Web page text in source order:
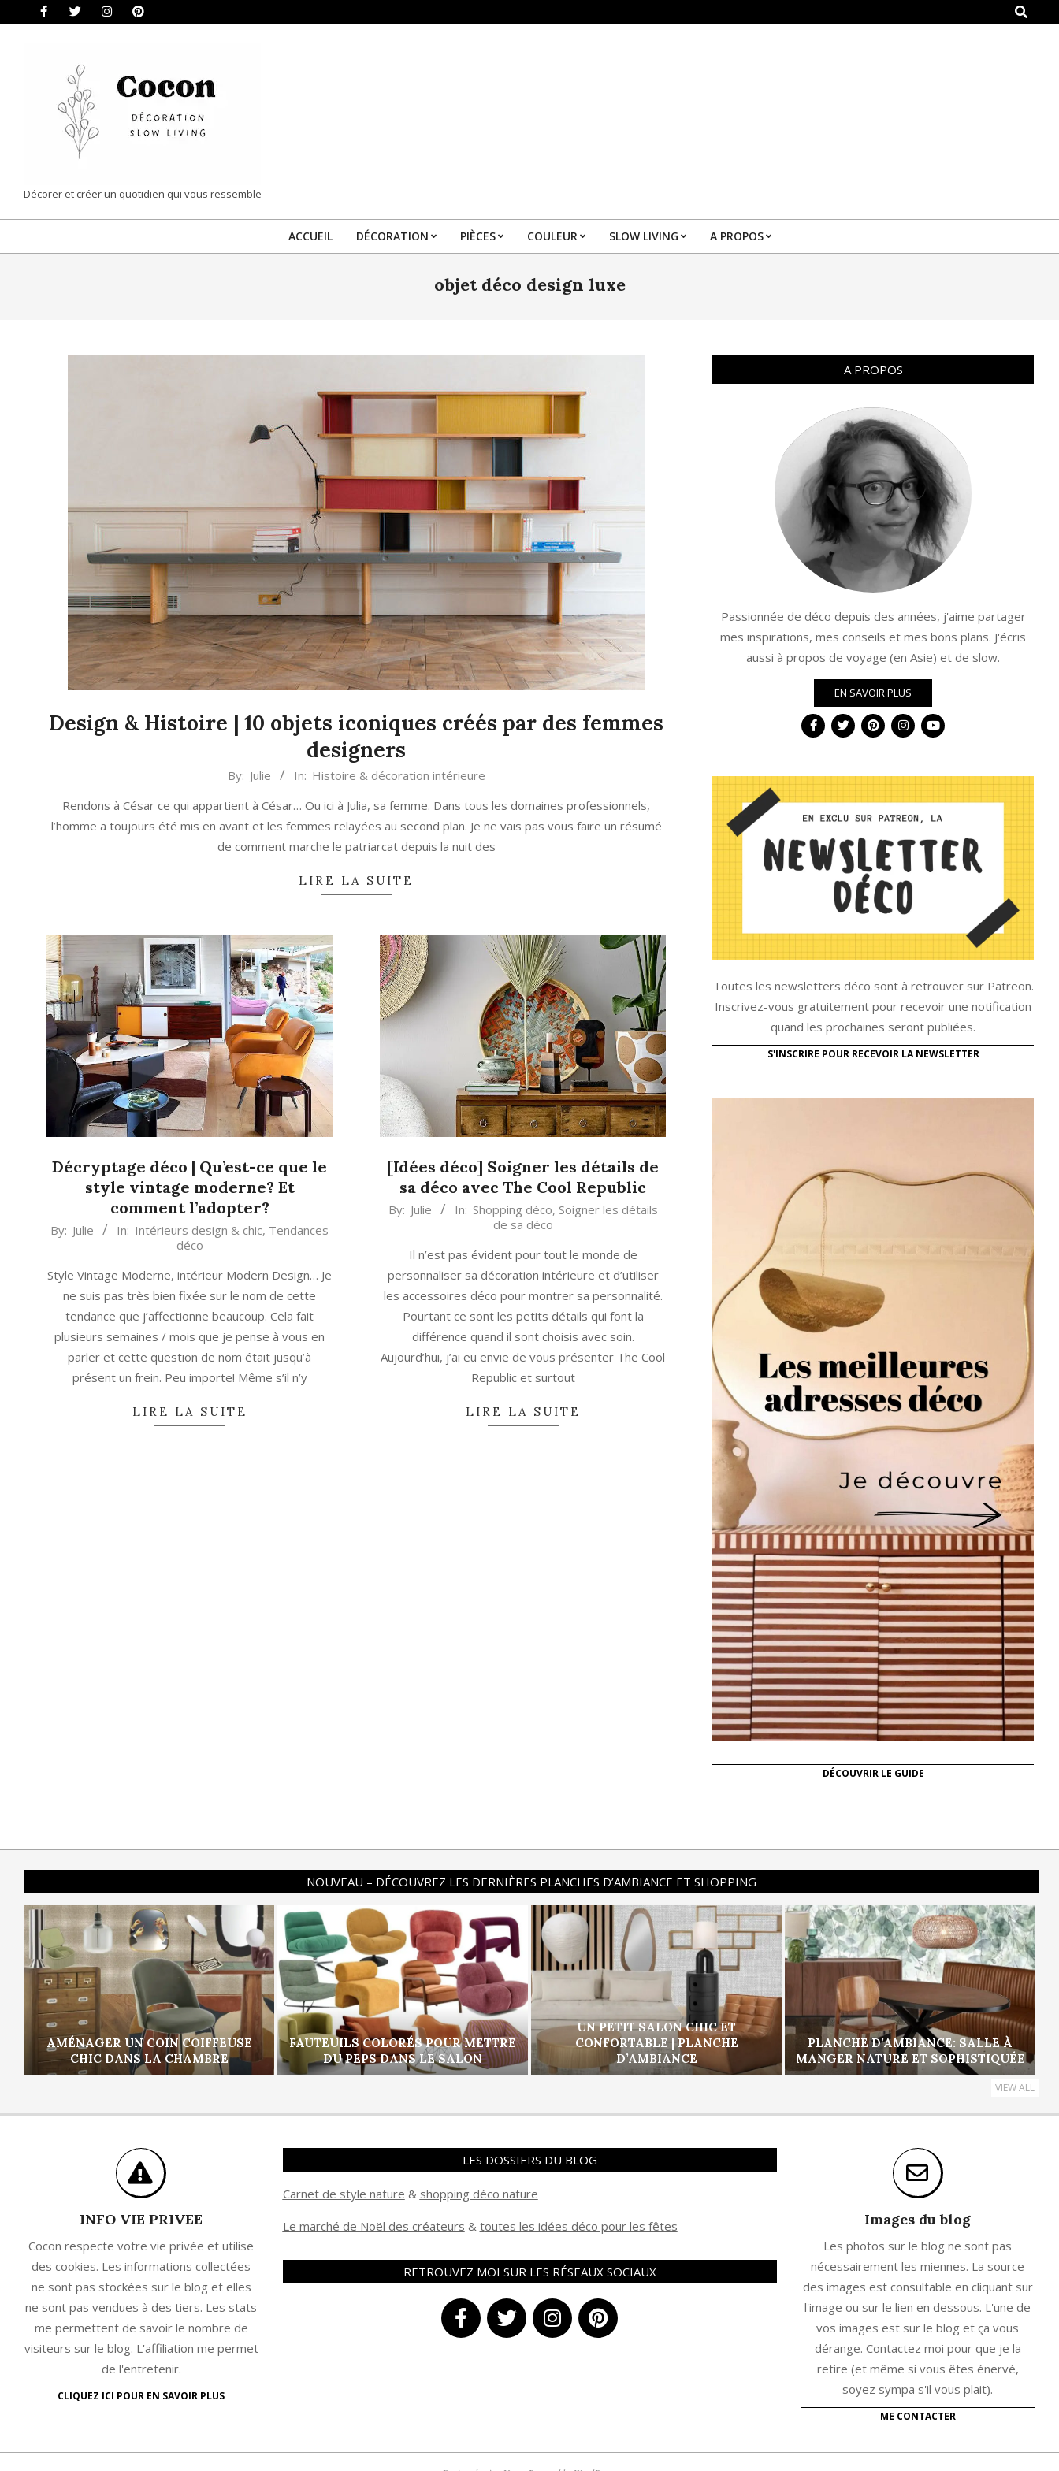
Search
COCON
|
DÉCORATION
Décorer et créer un quotidien qui vous ressemble
Primary
Menu
ACCUEIL DÉCORATION PIÈCES COULEUR SLOW LIVING A PROPOS
objet déco design luxe
Design & Histoire | 10 objets iconiques créés par des femmes
designers
By: Julie In: Histoire & décoration intérieure
Rendons à César ce qui appartient à César… Ou ici à Julia, sa femme. Dans tous les domaines professionnels,
l’homme a toujours été mis en avant et les femmes relayées au second plan. Je ne vais pas vous faire un résumé
de comment marche le patriarcat depuis la nuit des
LIRE LA SUITE
Décryptage déco | Qu’est-ce que le
style vintage moderne? Et
comment l’adopter?
2023-
25
By: Julie In: Intérieurs design & chic, Tendances
déco
Style Vintage Moderne, intérieur Modern Design… Je
ne suis pas très bien fixée sur le nom de cette
tendance que j’affectionne beaucoup. Cela fait
plusieurs semaines / mois que je pense à vous en
parler et cette question de nom était jusqu’à
présent un frein. Peu importe! Même s’il n’y
LIRE LA SUITE
[Idées déco] Soigner les détails de
sa déco avec The Cool Republic
2022-
By: Julie In: Shopping déco, Soigner les détails
de sa déco
Il n’est pas évident pour tout le monde de
personnaliser sa décoration intérieure et d’utiliser
les accessoires déco pour montrer sa personnalité.
Pourtant ce sont les petits détails qui font la
différence quand il sont choisis avec soin.
Aujourd’hui, j’ai eu envie de vous présenter The Cool
Republic et surtout
LIRE LA SUITE
A PROPOS
Passionnée de déco depuis des années, j'aime partager
mes inspirations, mes conseils et mes bons plans. J'écris
aussi à propos de voyage (en Asie) et de slow.
EN SAVOIR PLUS
Toutes les newsletters déco sont à retrouver sur Patreon.
Inscrivez-vous gratuitement pour recevoir une notification
quand les prochaines seront publiées.
S'INSCRIRE POUR RECEVOIR LA NEWSLETTER
DÉCOUVRIR LE GUIDE
NOUVEAU – DÉCOUVREZ LES DERNIÈRES PLANCHES D’AMBIANCE ET SHOPPING
AMÉNAGER UN COIN COIFFEUSE
CHIC DANS LA CHAMBRE
FAUTEUILS COLORÉS POUR METTRE
DU PEPS DANS LE SALON
UN PETIT SALON CHIC ET
CONFORTABLE | PLANCHE
D’AMBIANCE
PLANCHE D’AMBIANCE: SALLE À
MANGER NATURE ET SOPHISTIQUÉE
VIEW ALL
INFO VIE PRIVEE
Cocon respecte votre vie privée et utilise
des cookies. Les informations collectées
ne sont pas stockées sur le blog et elles
ne sont pas vendues à des tiers. Les stats
me permettent de savoir le nombre de
visiteurs sur le blog. L'affiliation me permet
de l'entretenir.
CLIQUEZ ICI POUR EN SAVOIR PLUS
LES DOSSIERS DU BLOG
Carnet de style nature & shopping déco nature
Le marché de Noël des créateurs & toutes les idées déco pour les fêtes
RETROUVEZ MOI SUR LES RÉSEAUX SOCIAUX
Images du blog
Les photos sur le blog ne sont pas
nécessairement les miennes. La source
des images est consultable en cliquant sur
l'image ou sur le lien en dessous. L'une de
vos images est sur le blog et ça vous
dérange. Contactez moi pour que je la
retire (et même si vous êtes énervé,
soyez sympa s'il vous plait).
ME CONTACTER